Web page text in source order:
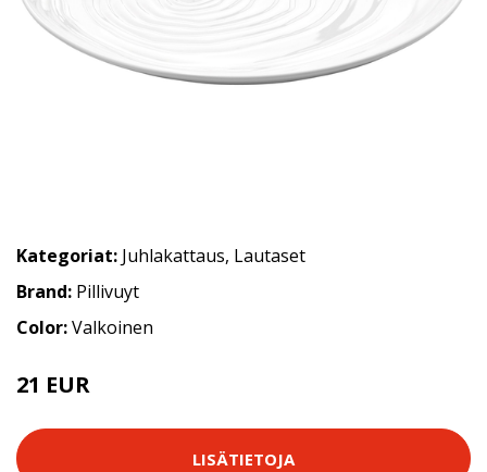
Kategoriat: Juhlakattaus, Lautaset
Brand: Pillivuyt
Color:Valkoinen
21 EUR
LISÄTIETOJA